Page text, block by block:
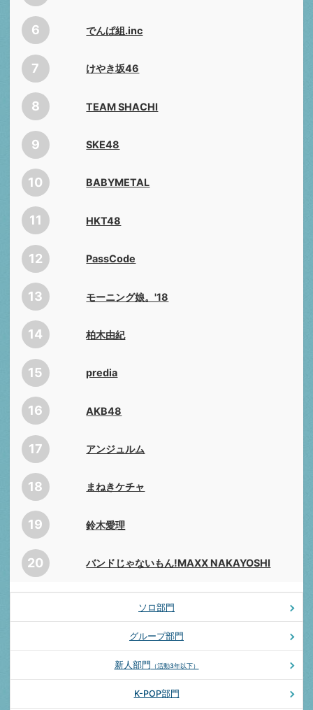
6 でんぱ組.inc
7 けやき坂46
8 TEAM SHACHI
9 SKE48
10 BABYMETAL
11 HKT48
12 PassCode
13 モーニング娘。'18
14 柏木由紀
15 predia
16 AKB48
17 アンジュルム
18 まねきケチャ
19 鈴木愛理
20 バンドじゃないもん!MAXX NAKAYOSHI
ソロ部門
グループ部門
新人部門 （活動3年以下）
K-POP部門